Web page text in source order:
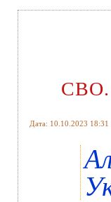
СВО.
Дата: 10.10.2023 18:31